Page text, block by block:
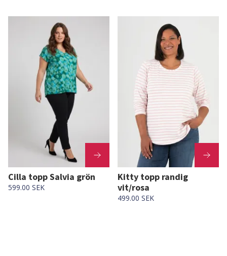
Cilla topp Salvia grön
599.00 SEK
Kitty topp randig
vit/rosa
499.00 SEK